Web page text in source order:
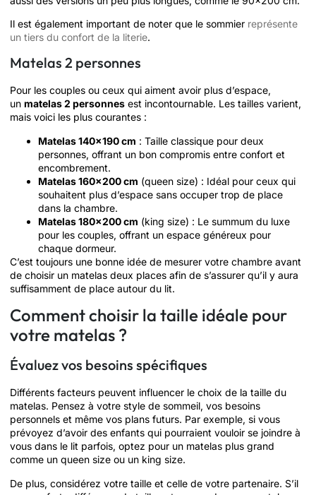
Il est également important de noter que le sommier représente
un tiers du confort de la literie.
Matelas 2 personnes
Pour les couples ou ceux qui aiment avoir plus d’espace,
un matelas 2 personnes est incontournable. Les tailles varient,
mais voici les plus courantes :
Matelas 140×190 cm : Taille classique pour deux
personnes, offrant un bon compromis entre confort et
encombrement.
Matelas 160×200 cm (queen size) : Idéal pour ceux qui
souhaitent plus d’espace sans occuper trop de place
dans la chambre.
Matelas 180×200 cm (king size) : Le summum du luxe
pour les couples, offrant un espace généreux pour
chaque dormeur.
C’est toujours une bonne idée de mesurer votre chambre avant
de choisir un matelas deux places afin de s’assurer qu’il y aura
suffisamment de place autour du lit.
Comment choisir la taille idéale pour
votre matelas ?
Évaluez vos besoins spécifiques
Différents facteurs peuvent influencer le choix de la taille du
matelas. Pensez à votre style de sommeil, vos besoins
personnels et même vos plans futurs. Par exemple, si vous
prévoyez d’avoir des enfants qui pourraient vouloir se joindre à
vous dans le lit parfois, optez pour un matelas plus grand
comme un queen size ou un king size.
De plus, considérez votre taille et celle de votre partenaire. S’il